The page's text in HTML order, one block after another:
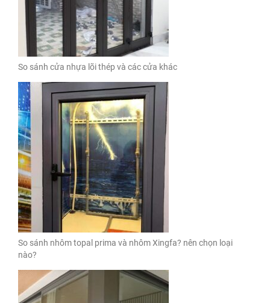
So sánh cửa nhựa lõi thép và các cửa khác
So sánh nhôm topal prima và nhôm Xingfa? nên chọn loại
nào?